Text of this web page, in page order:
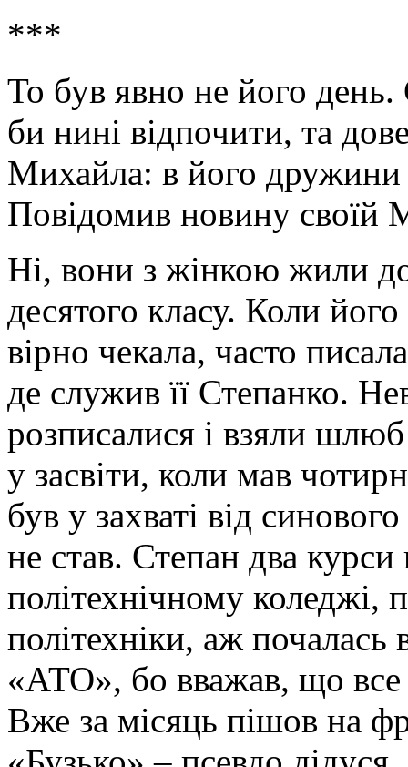
***
То був явно не його
би нині відпочити, та
Михайла: в його дружини
Повідомив новину своїй
Ні, вони з жінкою жили
десятого класу. Коли
вірно чекала, часто
де служив її Степанко.
розписалися і взяли
у засвіти, коли мав
був у захваті від
не став. Степан два
політехнічному коледжі,
політехніки, аж почалась
«АТО», бо вважав, що все
Вже за місяць пішов на